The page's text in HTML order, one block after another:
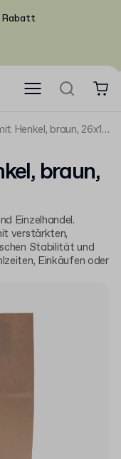
Rabatt
Papiertüten mit Henkel, braun, 26x17x33 cm
braun,
Einzelhandel.
verstärkten,
Stabilität und
Einkäufen oder